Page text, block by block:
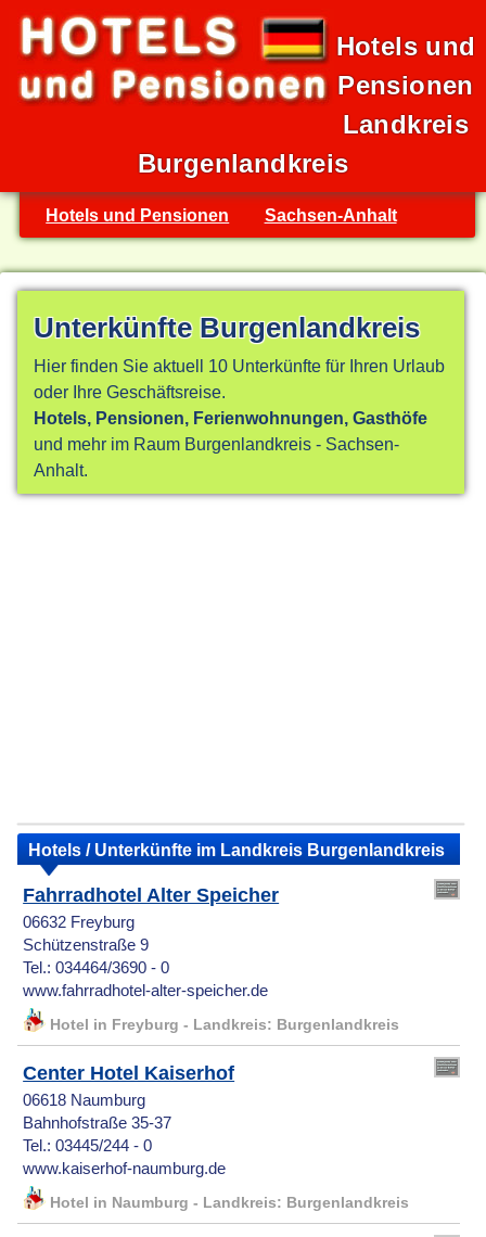
Hotels und
Pensionen
Landkreis
Burgenlandkreis
Hotels und Pensionen Sachsen-Anhalt
Unterkünfte Burgenlandkreis
Hier finden Sie aktuell 10 Unterkünfte für Ihren Urlaub
oder Ihre Geschäftsreise.
Hotels, Pensionen, Ferienwohnungen, Gasthöfe
und mehr im Raum Burgenlandkreis - Sachsen-
Anhalt.
Hotels / Unterkünfte im Landkreis Burgenlandkreis
Fahrradhotel Alter Speicher
06632 Freyburg
Schützenstraße 9
Tel.: 034464/3690 - 0
www.fahrradhotel-alter-speicher.de
Hotel in Freyburg - Landkreis: Burgenlandkreis
Center Hotel Kaiserhof
06618 Naumburg
Bahnhofstraße 35-37
Tel.: 03445/244 - 0
www.kaiserhof-naumburg.de
Hotel in Naumburg - Landkreis: Burgenlandkreis